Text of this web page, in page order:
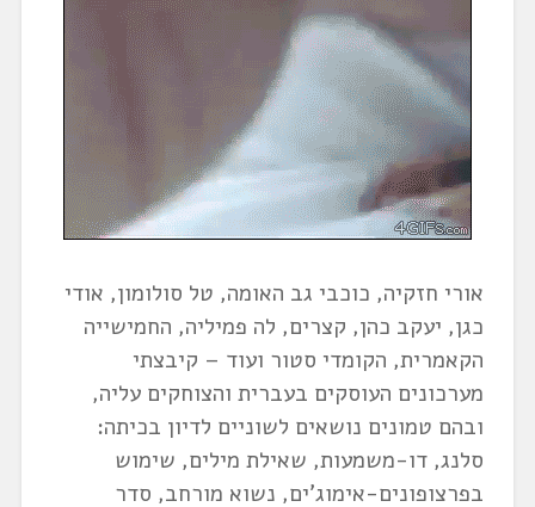
אורי חזקיה, כוכבי גב האומה, טל סולומון, אודי
כגן, יעקב כהן, קצרים, לה פמיליה, החמישייה
הקאמרית, הקומדי סטור ועוד – קיבצתי
מערכונים העוסקים בעברית והצוחקים עליה,
ובהם טמונים נושאים לשוניים לדיון בכיתה:
סלנג, דו-משמעות, שאילת מילים, שימוש
בפרצופונים-אימוג'ים, נשוא מורחב, סדר